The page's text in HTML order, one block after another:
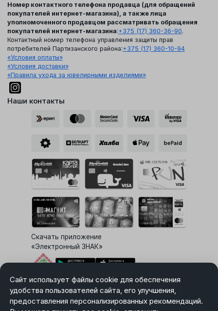
Сайт использует файлы cookie для обеспечения
удобства пользователей сайта, его улучшения,
предоставления персонализированных рекомендаций.
Номер контактного телефона продавца (для обращений
покупателей интернет-магазина), а также лица
уполномоченного продавцом рассматривать обращения
покупателей интернет-магазина:+375 (17) 360-36-90.
Контактный номер телефона управления защиты прав
потребителей Партизанского района:+375 (17) 360-10-94
«Условия оплаты»
«Условия доставки»
«Правила ухода за ювелирными изделиями»
Наши контакты
Скачать приложение
«Электронный ЗНАК»
Выбор настроек Cookie